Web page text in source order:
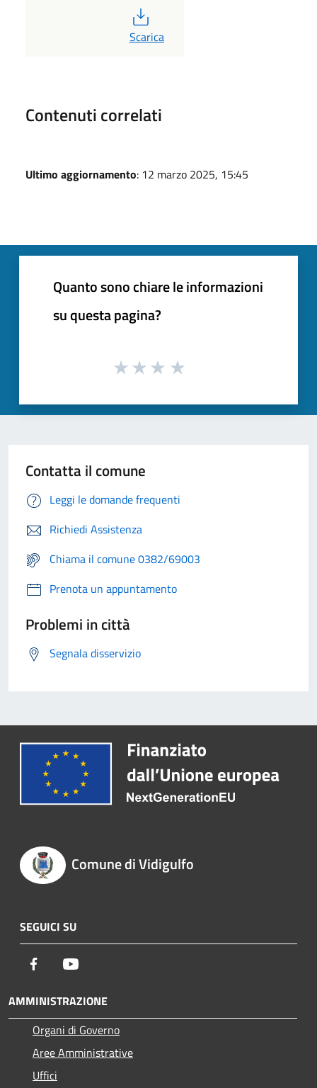
PDF
Scarica
Contenuti correlati
Ultimo aggiornamento: 12 marzo 2025, 15:45
Quanto sono chiare le informazioni
su questa pagina?
Contatta il comune
Leggi le domande frequenti
Richiedi Assistenza
Chiama il comune 0382/69003
Prenota un appuntamento
Problemi in città
Segnala disservizio
Comune di Vidigulfo
SEGUICI SU
Facebook
AMMINISTRAZIONE
Organi di Governo
Aree Amministrative
Uffici